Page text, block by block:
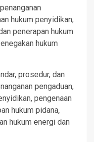
hukum penyidikan,
penerapan hukum
hukum
prosedur, dan
pengaduan,
pengenaan
hukum pidana,
hukum energi dan